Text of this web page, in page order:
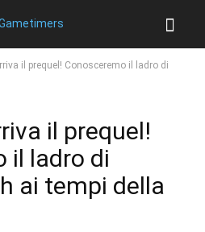
il prequel! Conosceremo il ladro di
il prequel!
il ladro di
ai tempi della